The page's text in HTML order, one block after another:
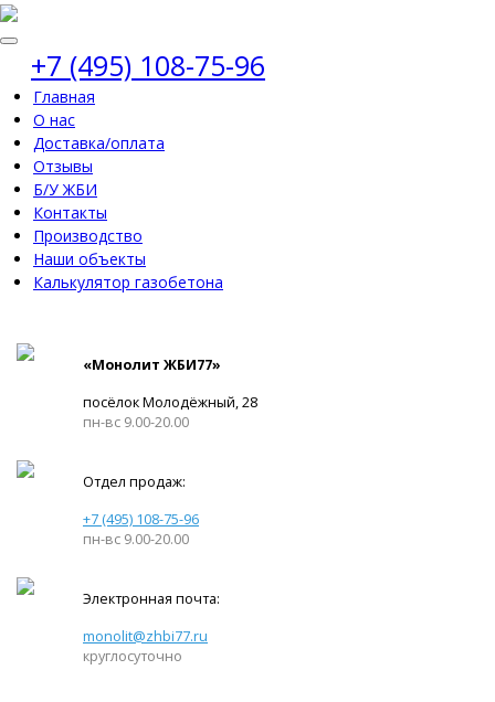
+7 (495) 108-75-96
Главная
О нас
Доставка/оплата
Отзывы
Б/У ЖБИ
Контакты
Производство
Наши объекты
Калькулятор газобетона
«Монолит ЖБИ77»
посёлок Молодёжный, 28
пн-вс 9.00-20.00
Отдел продаж:
+7 (495) 108-75-96
пн-вс 9.00-20.00
Электронная почта:
monolit@zhbi77.ru
круглосуточно